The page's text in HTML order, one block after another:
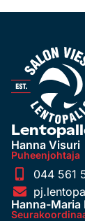
Hanna Visuri
Puheenjohtaja
044 561
Hanna-Maria